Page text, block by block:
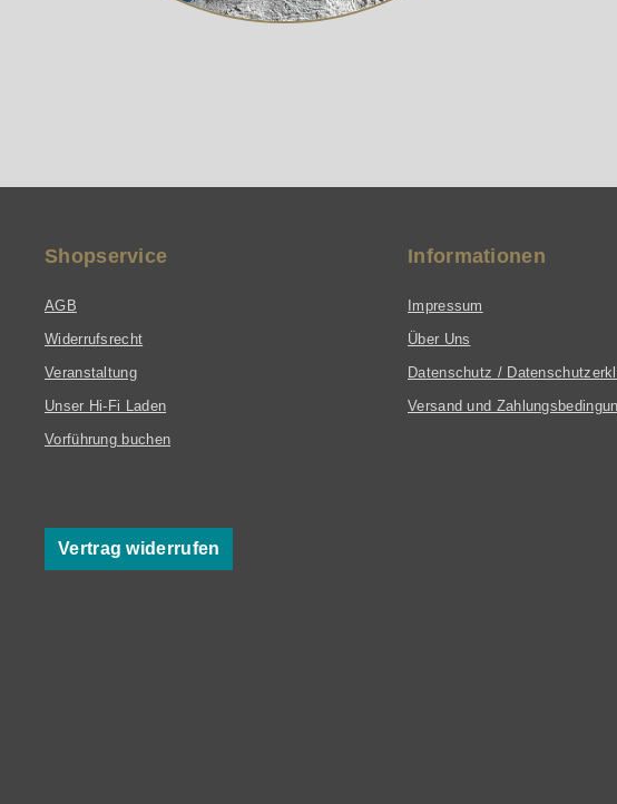
Shopservice
AGB
Widerrufsrecht
Veranstaltung
Unser Hi-Fi Laden
Vorführung buchen
Vertrag widerrufen
Informationen
Impressum
Über Uns
Datenschutz /
Versand und